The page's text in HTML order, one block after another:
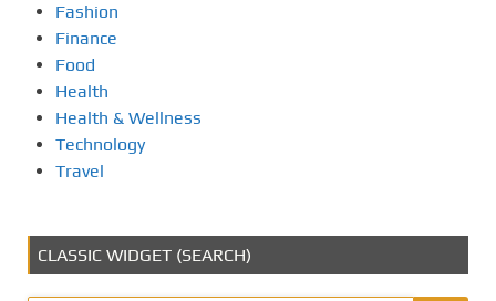
Fashion
Finance
Food
Health
Health & Wellness
Technology
Travel
CLASSIC WIDGET (SEARCH)